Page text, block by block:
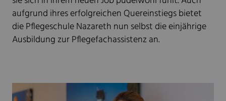
aufgrund ihres erfolgreichen Quereinstiegs bietet
die Pflegeschule Nazareth nun selbst die einjährige
Ausbildung zur Pflegefachassistenz an.